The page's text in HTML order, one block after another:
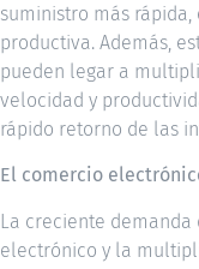
suministro más rápida,
productiva. Además,
pueden legar a
velocidad y
rápido retorno de las
El comercio
La creciente
electrónico y la